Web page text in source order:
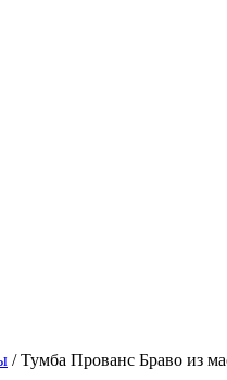
/ Тумба Прованс Браво из